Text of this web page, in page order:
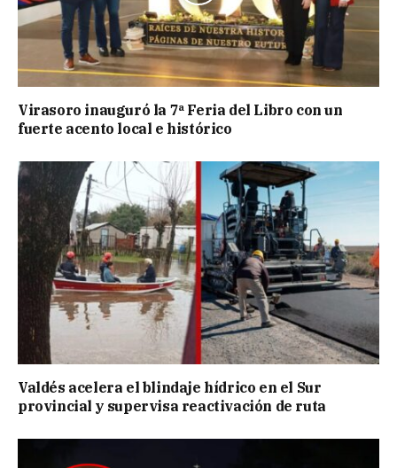
Virasoro inauguró la 7ª Feria del Libro con un
fuerte acento local e histórico
Valdés acelera el blindaje hídrico en el Sur
provincial y supervisa reactivación de ruta